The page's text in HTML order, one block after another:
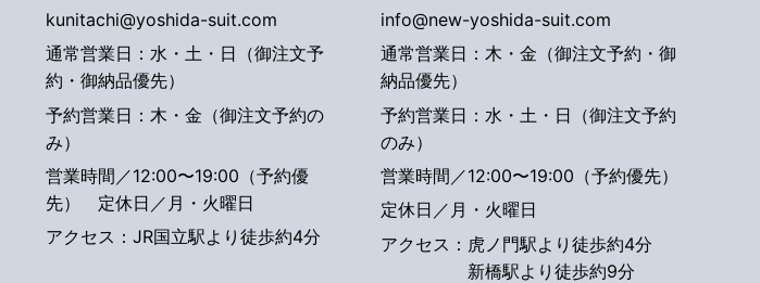
kunitachi@yoshida-suit.com
通常営業日：水・土・日（御注文予
約・御納品優先）
予約営業日：木・金（御注文予約の
み）
営業時間／12:00〜19:00（予約優
先） 定休日／月・火曜日
アクセス：JR国立駅より徒歩約4分
info@new-yoshida-suit.com
通常営業日：木・金（御注文予約・御
納品優先）
予約営業日：水・土・日（御注文予約
のみ）
営業時間／12:00〜19:00（予約優先）
定休日／月・火曜日
アクセス： 虎ノ門駅より徒歩約4分
新橋駅より徒歩約9分